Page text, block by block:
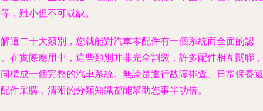
，雖小但不可或缺。
這二十大類別，您就能對汽車零配件有一個系統而全面的認
在實際應用中，這些類別并非完全割裂，許多配件相互關聯，
構成一個完整的汽車系統。無論是進行故障排查、日常保養還
件采購，清晰的分類知識都能幫助您事半功倍。